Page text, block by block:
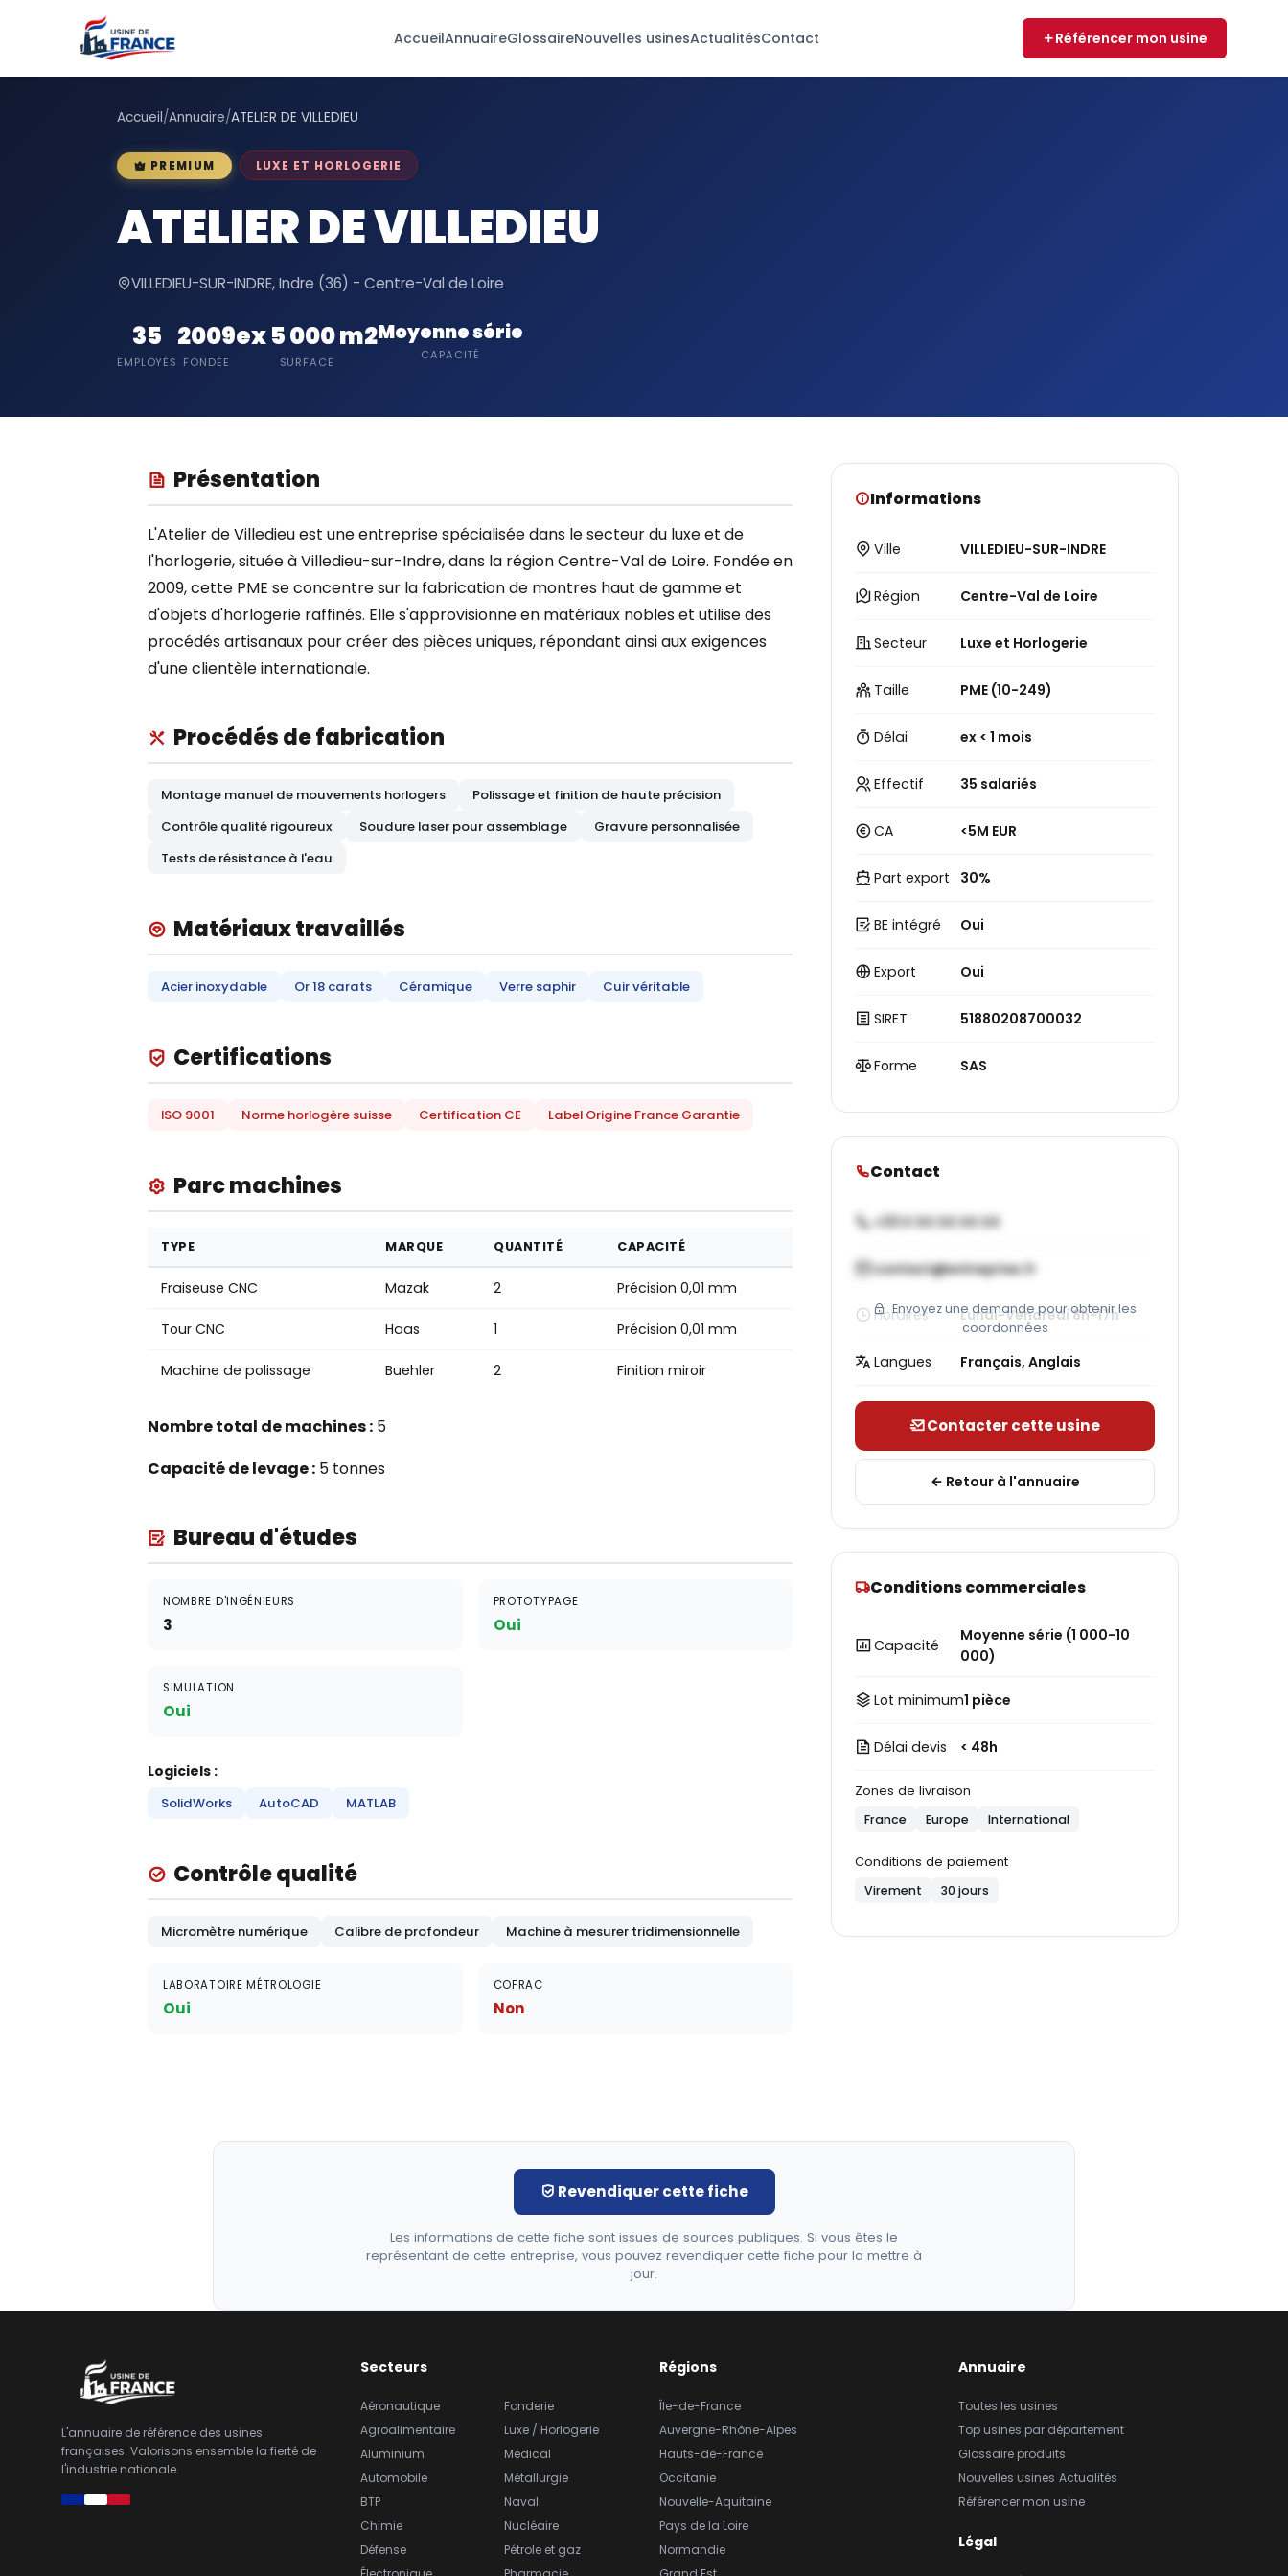
AccueilAnnuaireGlossaireNouvelles usinesActualitésContact Référencer mon usine
Accueil/Annuaire/ATELIER DE VILLEDIEU
PREMIUM LUXE ET HORLOGERIE
ATELIER DE VILLEDIEU
VILLEDIEU-SUR-INDRE, Indre (36) - Centre-Val de Loire
35
EMPLOYÉS
2009
FONDÉE
ex 5 000 m2
SURFACE
Moyenne série
CAPACITÉ
Présentation
L'Atelier de Villedieu est une entreprise spécialisée dans le secteur du luxe et de
l'horlogerie, située à Villedieu-sur-Indre, dans la région Centre-Val de Loire. Fondée en
2009, cette PME se concentre sur la fabrication de montres haut de gamme et
d'objets d'horlogerie raffinés. Elle s'approvisionne en matériaux nobles et utilise des
procédés artisanaux pour créer des pièces uniques, répondant ainsi aux exigences
d'une clientèle internationale.
Procédés de fabrication
Montage manuel de mouvements horlogers
Polissage et finition de haute précision
Contrôle qualité rigoureux
Soudure laser pour assemblage
Gravure personnalisée
Tests de résistance à l'eau
Matériaux travaillés
Acier inoxydable Or 18 carats Céramique Verre saphir Cuir véritable
Certifications
ISO 9001 Norme horlogère suisse Certification CE Label Origine France Garantie
Parc machines
TYPE MARQUE QUANTITÉ CAPACITÉ
Fraiseuse CNC Mazak 2 Précision 0,01 mm
Tour CNC Haas 1 Précision 0,01 mm
Machine de polissage Buehler 2 Finition miroir
Nombre total de machines : 5
Capacité de levage : 5 tonnes
Bureau d'études
NOMBRE D'INGÉNIEURS
3
PROTOTYPAGE
Oui
SIMULATION
Oui
Logiciels :
SolidWorks AutoCAD MATLAB
Contrôle qualité
Micromètre numérique Calibre de profondeur Machine à mesurer tridimensionnelle
LABORATOIRE MÉTROLOGIE
Oui
COFRAC
Non
Informations
Ville VILLEDIEU-SUR-INDRE
Région Centre-Val de Loire
Secteur Luxe et Horlogerie
Taille PME (10-249)
Délai ex < 1 mois
Effectif 35 salariés
CA <5M EUR
Part export 30%
BE intégré Oui
Export Oui
SIRET 51880208700032
Forme SAS
Contact
+33 X XX XX XX XX
contact@entreprise.fr
Envoyez une demande pour obtenir les
coordonnées
Horaires Lundi-Vendredi 8h-17h
Langues Français, Anglais
Contacter cette usine
Retour à l'annuaire
Conditions commerciales
Capacité
Moyenne série (1 000-10
000)
Lot minimum1 pièce
Délai devis < 48h
Zones de livraison
France Europe International
Conditions de paiement
Virement 30 jours
Revendiquer cette fiche
Les informations de cette fiche sont issues de sources publiques. Si vous êtes le
représentant de cette entreprise, vous pouvez revendiquer cette fiche pour la mettre à
jour.
L'annuaire de référence des usines
françaises. Valorisons ensemble la fierté de
l'industrie nationale.
Secteurs
Aéronautique
Agroalimentaire
Aluminium
Automobile
BTP
Chimie
Défense
Fonderie
Luxe / Horlogerie
Médical
Métallurgie
Naval
Nucléaire
Pétrole et gaz
Régions
Île-de-France
Auvergne-Rhône-Alpes
Hauts-de-France
Occitanie
Nouvelle-Aquitaine
Pays de la Loire
Normandie
Annuaire
Toutes les usines
Top usines par département
Glossaire produits
Nouvelles usines Actualités
Référencer mon usine
Légal